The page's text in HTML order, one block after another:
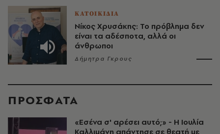
ΚΑΤΟΙΚΙΔΙΑ
Νίκος Χρυσάκης: Το πρόβλημα δεν
είναι τα αδέσποτα, αλλά οι
άνθρωποι
Δήμητρα Γκρους
ΠΡΟΣΦΑΤΑ
«Εσένα σ' αρέσει αυτό;» - Η Ιουλία
Καλλιμάνη απάντησε σε θεατή με